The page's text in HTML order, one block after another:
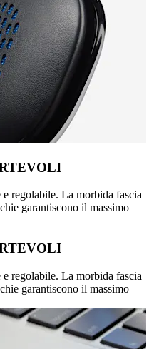
regolabile. La morbida fascia
garantiscono il massimo
regolabile. La morbida fascia
garantiscono il massimo